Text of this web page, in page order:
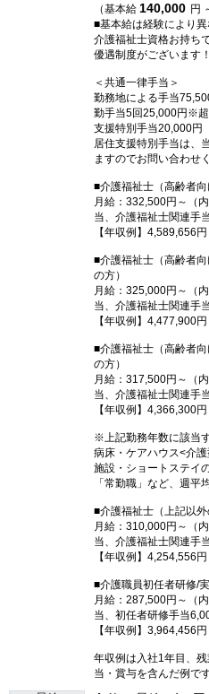
（基本給 140,000 円
■基本給は経験により異
介護福祉士資格お持ち
優遇制度がございます！
＜共通一律手当＞
勤務地による手当
勤手当5回25,000円※
支援特別手当20,000円
居住支援特別手当は、
ますのでお問い合わせ
■介護福祉士（高齢者
月給：332,500円～（
当、介護福祉士関連手
【年収例】4,589,656円
■介護福祉士（高齢者
の方）
月給：325,000円～（
当、介護福祉士関連手
【年収例】4,477,900円
■介護福祉士（高齢者
の方）
月給：317,500円～（
当、介護福祉士関連手
【年収例】4,366,300円
※上記勤務年数に該当
病床・ケアハウス<介
施設・ショートステイ
「常勤職」など、週平
■介護福祉士（上記以外
月給：310,000円～（
当、介護福祉士関連手
【年収例】4,254,556円
■介護職員初任者研修/
月給：287,500円～（
当、初任者研修手当
【年収例】3,964,456円
年収例は入社1年目、
当・賞与を含んだ例です